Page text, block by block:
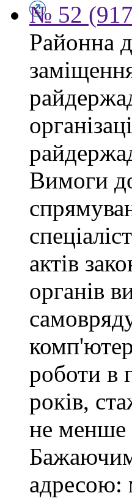
№ 52
Районна
Вимоги
актів
органів
роботи в
років,
не менше
Бажаючим
адресою: